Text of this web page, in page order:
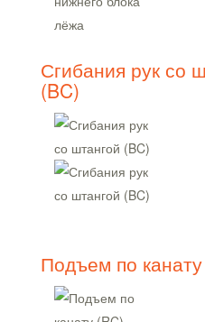
Сгибания рук со
(BC)
Подъем по